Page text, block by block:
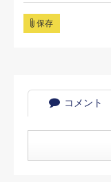
保存
コメント